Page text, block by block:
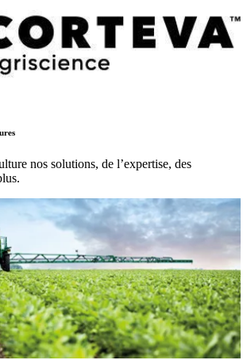
nos solutions, de l’expertise, des